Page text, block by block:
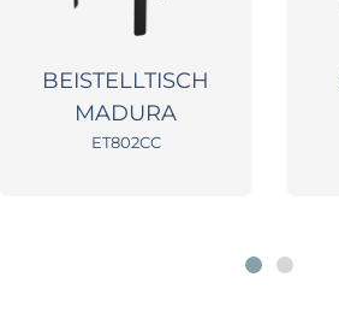
BEISTELLTISCH
MADURA
ET802CC